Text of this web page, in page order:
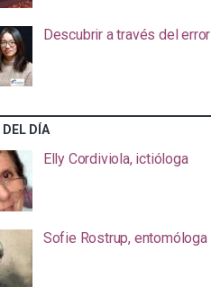
Descubrir a través del error
DEL DÍA
Elly Cordiviola, ictióloga
Sofie Rostrup, entomóloga